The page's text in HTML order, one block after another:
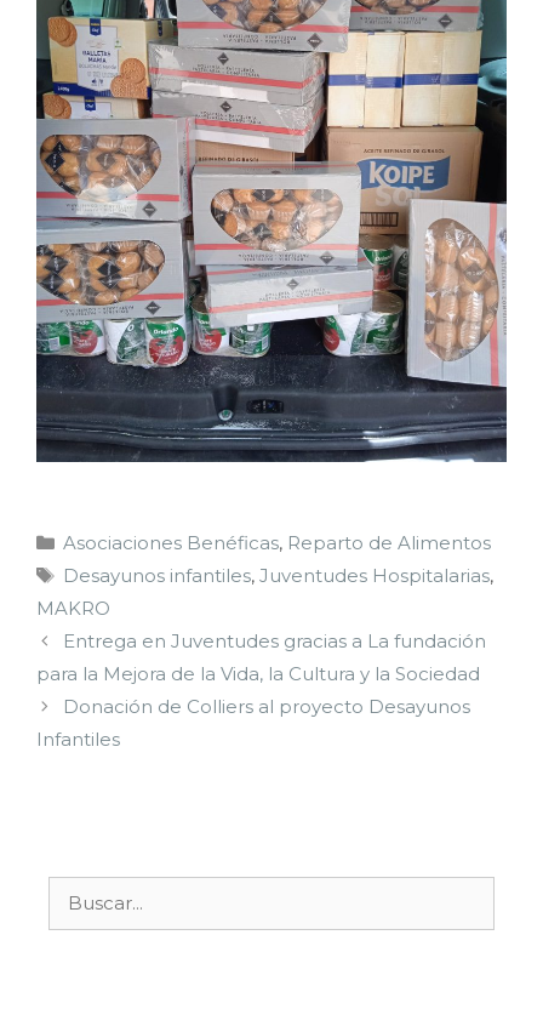
Asociaciones Benéficas, Reparto de Alimentos
Desayunos infantiles, Juventudes Hospitalarias,
MAKRO
Entrega en Juventudes gracias a La fundación
para la Mejora de la Vida, la Cultura y la Sociedad
Donación de Colliers al proyecto Desayunos
Infantiles